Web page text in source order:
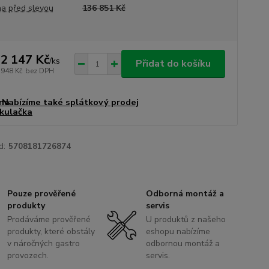
před slevou
136 851 Kč
147 Kč/ks
Kč bez DPH
Přidat do košíku
Nabízíme také splátkový prodej
5708181726874
Pouze prověřené
produkty
Prodáváme prověřené
produkty, které obstály
v náročných gastro
provozech.
Odborná montáž a
servis
U produktů z našeho
eshopu nabízíme
odbornou montáž a
servis.